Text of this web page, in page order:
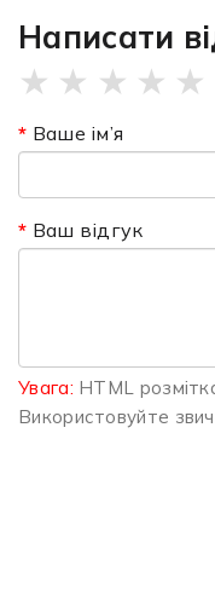
Написати
★ ★ ★ ★ ★
Ваше ім’я
Ваш відгук
Увага: HTML
Використовуйте